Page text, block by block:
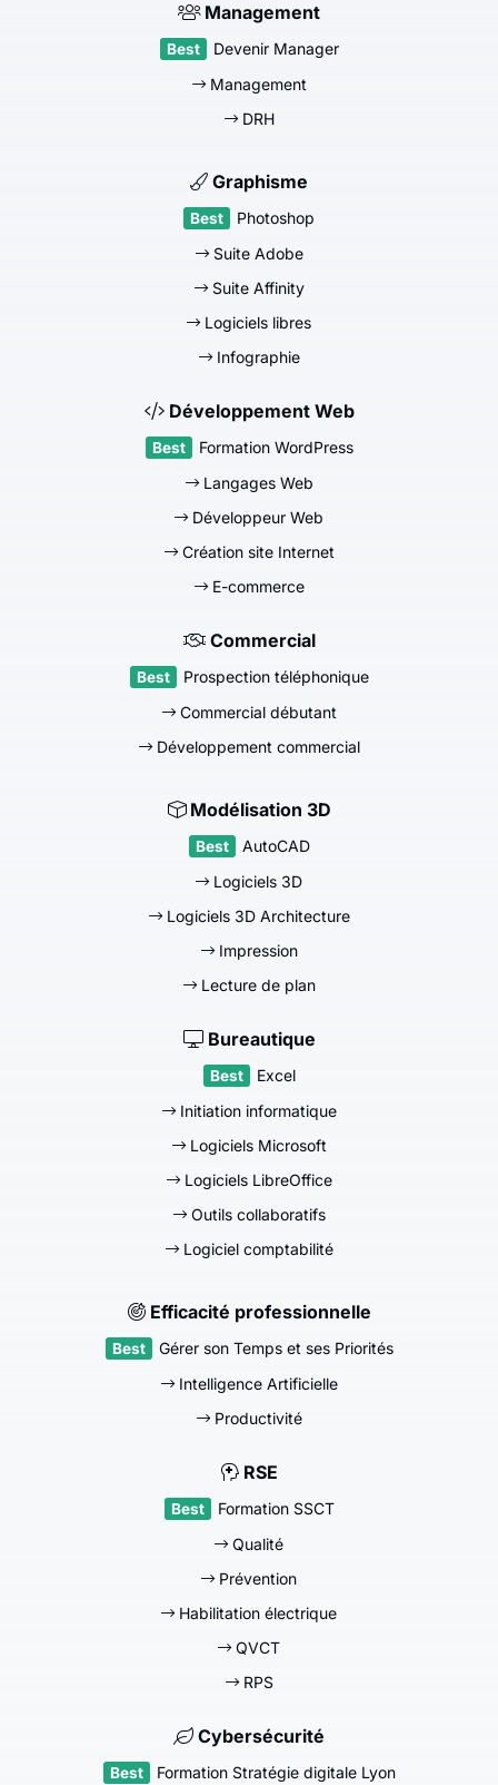
Management
Devenir Manager
Management
DRH
Graphisme
Photoshop
Suite Adobe
Suite Affinity
Logiciels libres
Infographie
Développement Web
Formation WordPress
Langages Web
Développeur Web
Création site Internet
E-commerce
Commercial
Prospection téléphonique
Commercial débutant
Développement commercial
Modélisation 3D
AutoCAD
Logiciels 3D
Logiciels 3D Architecture
Impression
Lecture de plan
Bureautique
Excel
Initiation informatique
Logiciels Microsoft
Logiciels LibreOffice
Outils collaboratifs
Logiciel comptabilité
Efficacité professionnelle
Gérer son Temps et ses Priorités
Intelligence Artificielle
Productivité
RSE
Formation SSCT
Qualité
Prévention
Habilitation électrique
QVCT
RPS
Cybersécurité
Formation Stratégie digitale Lyon